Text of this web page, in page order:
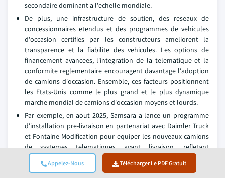
Appelez-Nous Télécharger Le PDF Gratuit
secondaire dominant a l'echelle mondiale.
De plus, une infrastructure de soutien, des reseaux de
concessionnaires etendus et des programmes de vehicules
d'occasion certifies par les constructeurs ameliorent la
transparence et la fiabilite des vehicules. Les options de
financement avancees, l'integration de la telematique et la
conformite reglementaire encouragent davantage l'adoption
de camions d'occasion. Ensemble, ces facteurs positionnent
les Etats-Unis comme le plus grand et le plus dynamique
marche mondial de camions d'occasion moyens et lourds.
Par exemple, en aout 2025, Samsara a lance un programme
d'installation pre-livraison en partenariat avec Daimler Truck
et Fontaine Modification pour equiper les nouveaux camions
de systemes telematiques avant livraison, refletant
l'integration croissante des technologies de flotte modernes
sur le marche americain qui renforce la valeur des camions